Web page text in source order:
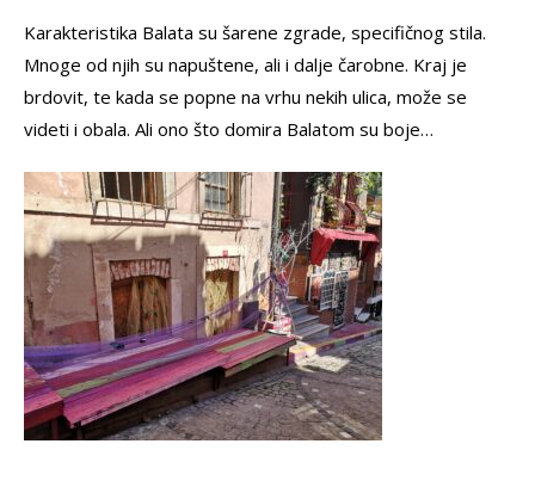
Karakteristika Balata su šarene zgrade, specifičnog stila.
Mnoge od njih su napuštene, ali i dalje čarobne. Kraj je
brdovit, te kada se popne na vrhu nekih ulica, može se
videti i obala. Ali ono što domira Balatom su boje…